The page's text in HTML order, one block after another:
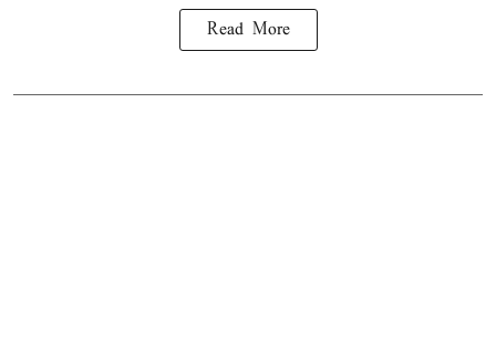
Read More